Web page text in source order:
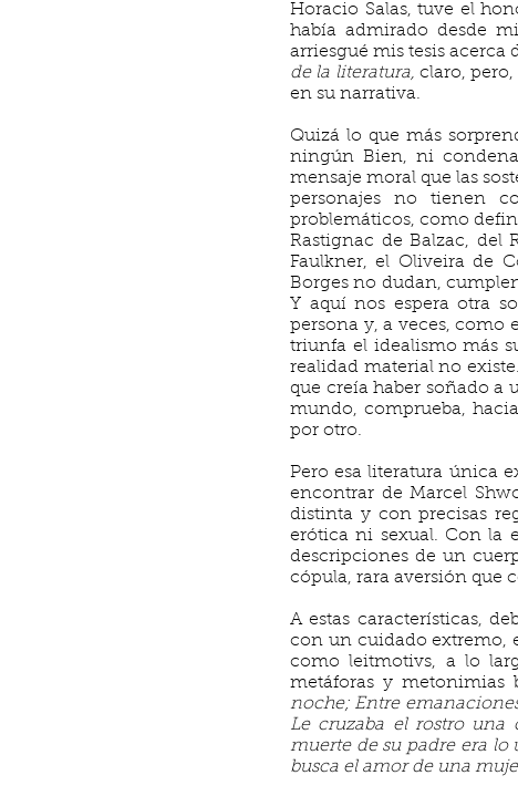
Horacio Salas, tuve el
había admirado desde
arriesgué mis tesis
de la literatura,claro,
en su narrativa.
Quizá lo que más
ningún Bien, ni
mensaje moral que las
personajes no tienen
problemáticos, como
Rastignac de Balzac, del
Faulkner, el Oliveira de
Borges no dudan,
Y aquí nos espera otra
persona y, a veces, como
triunfa el idealismo más
realidad material no
que creía haber soñado a
mundo, comprueba,
por otro.
Pero esa literatura única
encontrar de Marcel
distinta y con precisas
erótica ni sexual. Con la
descripciones de un
cópula, rara aversión que
A estas características,
con un cuidado extremo,
como leitmotivs, a lo
metáforas y metonimias
noche; Entre
Le cruzaba el rostro una
muerte de su padre era
busca el amor de una